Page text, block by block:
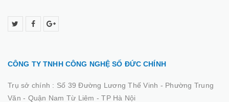
CÔNG TY TNHH CÔNG NGHỆ SỐ ĐỨC CHÍNH
Trụ sở chính : Số 39 Đường Lương Thế Vinh - Phường Trung
Văn - Quận Nam Từ Liêm - TP Hà Nội